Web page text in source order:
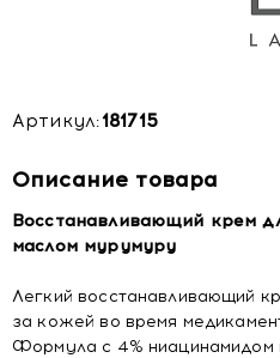
Артикул:181715
Описание товара
Восстанавливающий крем
маслом мурумуру
Легкий восстанавливающий
за кожей во время
Формула с 4% ниацинамидом